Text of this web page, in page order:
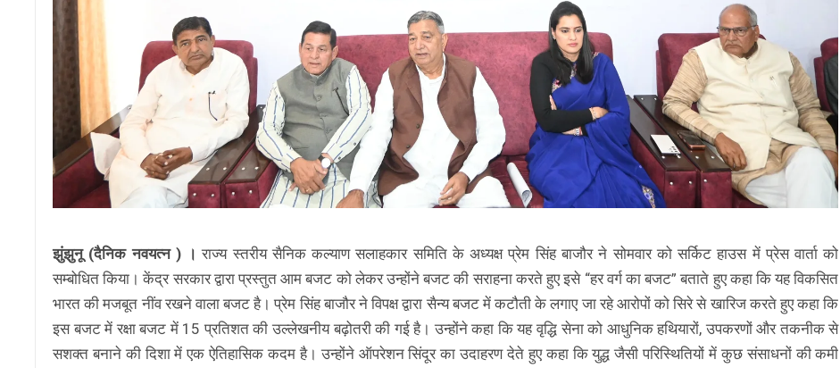
झुंझुनू (दैनिक नवयत्न ) । राज्य स्तरीय सैनिक कल्याण सलाहकार समिति के अध्यक्ष प्रेम सिंह बाजौर ने सोमवार को सर्किट हाउस में प्रेस वार्ता को
सम्बोधित किया। केंद्र सरकार द्वारा प्रस्तुत आम बजट को लेकर उन्होंने बजट की सराहना करते हुए इसे “हर वर्ग का बजट” बताते हुए कहा कि यह विकसित
भारत की मजबूत नींव रखने वाला बजट है। प्रेम सिंह बाजौर ने विपक्ष द्वारा सैन्य बजट में कटौती के लगाए जा रहे आरोपों को सिरे से खारिज करते हुए कहा कि
इस बजट में रक्षा बजट में 15 प्रतिशत की उल्लेखनीय बढ़ोतरी की गई है। उन्होंने कहा कि यह वृद्धि सेना को आधुनिक हथियारों, उपकरणों और तकनीक से
सशक्त बनाने की दिशा में एक ऐतिहासिक कदम है। उन्होंने ऑपरेशन सिंदूर का उदाहरण देते हुए कहा कि युद्ध जैसी परिस्थितियों में कुछ संसाधनों की कमी